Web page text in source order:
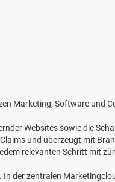
Marketing, Software und
Websites sowie die
und überzeugt mit
relevanten Schritt mit
. In der zentralen